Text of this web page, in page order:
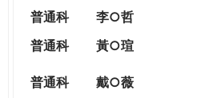
普通科
李○哲
普通科
黃○瑄
普通科 戴○薇